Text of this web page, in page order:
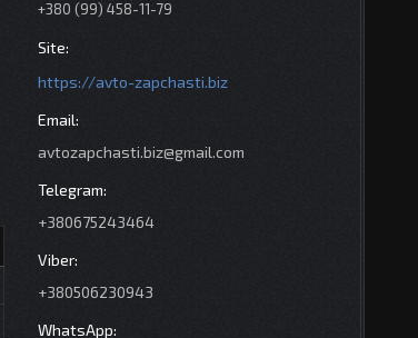
+380 (99) 458-11-79
https://avto-zapchasti.biz
avtozapchasti.biz@gmail.com
+380675243464
+380506230943